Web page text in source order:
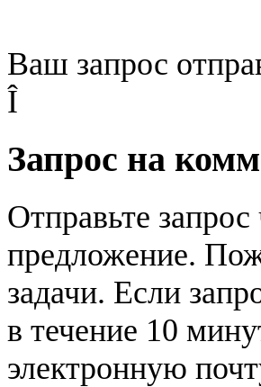
Ваш запрос
Î
Запрос на
Отправьте
предложение.
задачи. Если
в течение 10
электронную